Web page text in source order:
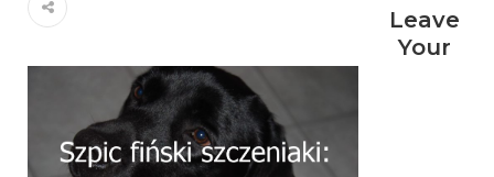
Leave
Your